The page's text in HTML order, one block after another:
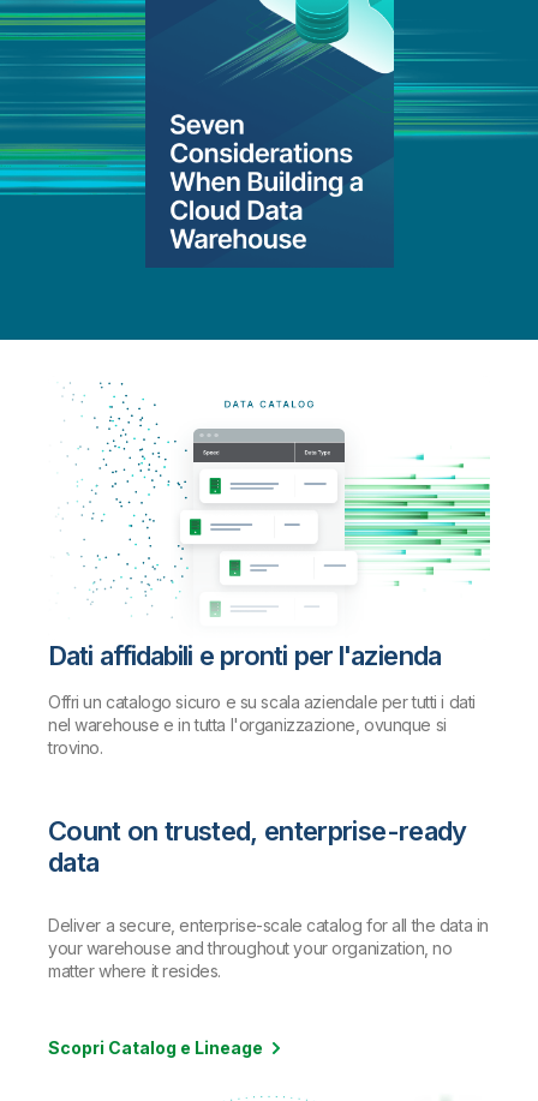
Dati affidabili e pronti per l'azienda
Offri un catalogo sicuro e su scala aziendale per tutti i dati
nel warehouse e in tutta l'organizzazione, ovunque si
trovino.
Count on trusted, enterprise-ready
data
Deliver a secure, enterprise-scale catalog for all the data in
your warehouse and throughout your organization, no
matter where it resides.
Scopri Catalog e Lineage